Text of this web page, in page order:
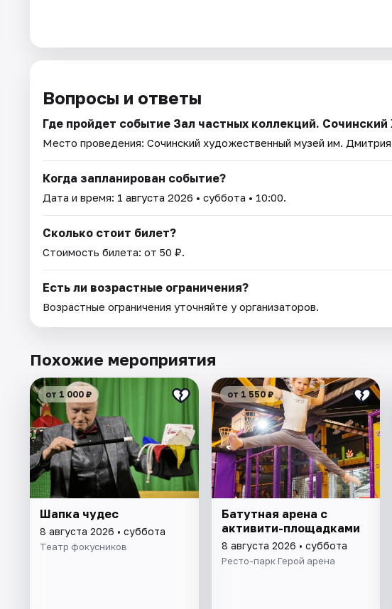
Вопросы и ответы
Где пройдет событие Зал частных коллекций.
Место проведения: Сочинский художественный музей им.
Когда запланирован событие?
Дата и время: 1 августа 2026 • суббота • 10:00.
Сколько стоит билет?
Стоимость билета: от 50 ₽.
Есть ли возрастные ограничения?
Возрастные ограничения уточняйте у организаторов.
Похожие мероприятия
от 1 000 ₽
Шапка чудес
8 августа 2026 • суббота
Театр фокусников
от 1 550 ₽
Батутная арена с
активити-площадками
8 августа 2026 • суббота
Ресто-парк Герой арена